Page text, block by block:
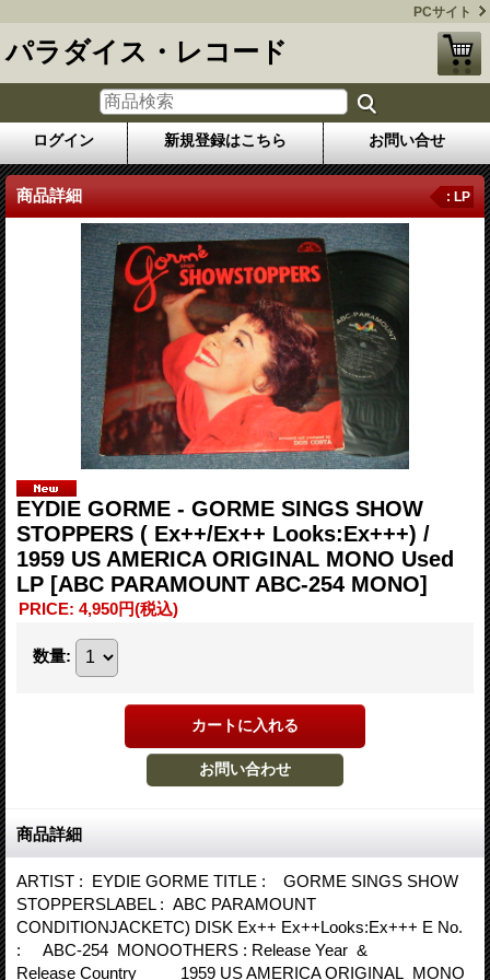
PCサイト
パラダイス・レコード
ログイン 新規登録はこちら お問い合せ
商品詳細 : LP
EYDIE GORME - GORME SINGS SHOW
STOPPERS ( Ex++/Ex++ Looks:Ex+++) /
1959 US AMERICA ORIGINAL MONO Used
LP [ABC PARAMOUNT ABC-254 MONO]
PRICE: 4,950円(税込)
数量:
商品詳細
ARTIST : EYDIE GORME TITLE : GORME SINGS SHOW
STOPPERSLABEL : ABC PARAMOUNT
CONDITIONJACKETC) DISK Ex++ Ex++Looks:Ex+++ E No.
: ABC-254 MONOOTHERS : Release Year &
Release Country 1959 US AMERICA ORIGINAL MONO